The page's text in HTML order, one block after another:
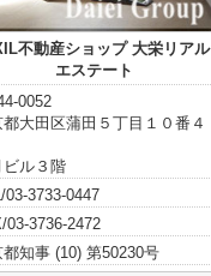
不動産ショップ 大栄リアル
エステート
0052
大田区蒲田５丁目１０番４
ビル３階
03-3733-0447
03-3736-2472
都知事 (10) 第50230号